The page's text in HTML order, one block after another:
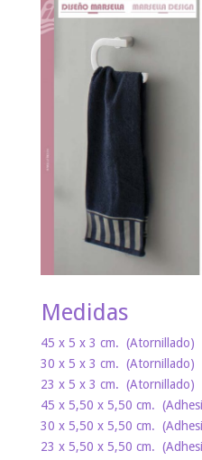
Medidas
45 x 5 x 3 cm. (Atornillado)
30 x 5 x 3 cm. (Atornillado)
23 x 5 x 3 cm. (Atornillado)
45 x 5,50 x 5,50 cm.
30 x 5,50 x 5,50 cm.
23 x 5,50 x 5,50 cm.